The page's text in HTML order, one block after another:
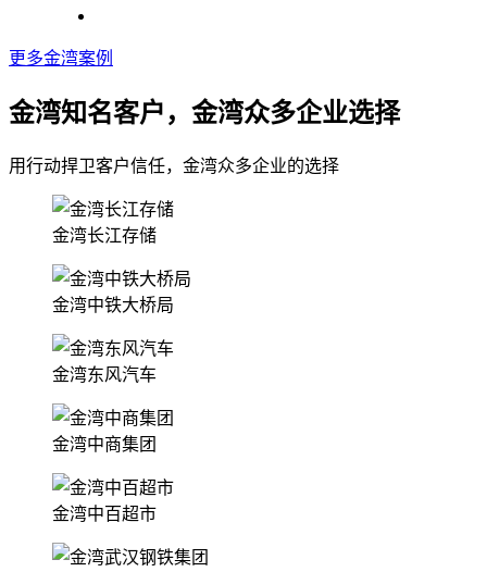
更多金湾案例
金湾知名客户，金湾众多企业选择
用行动捍卫客户信任，金湾众多企业的选择
金湾长江存储
金湾中铁大桥局
金湾东风汽车
金湾中商集团
金湾中百超市